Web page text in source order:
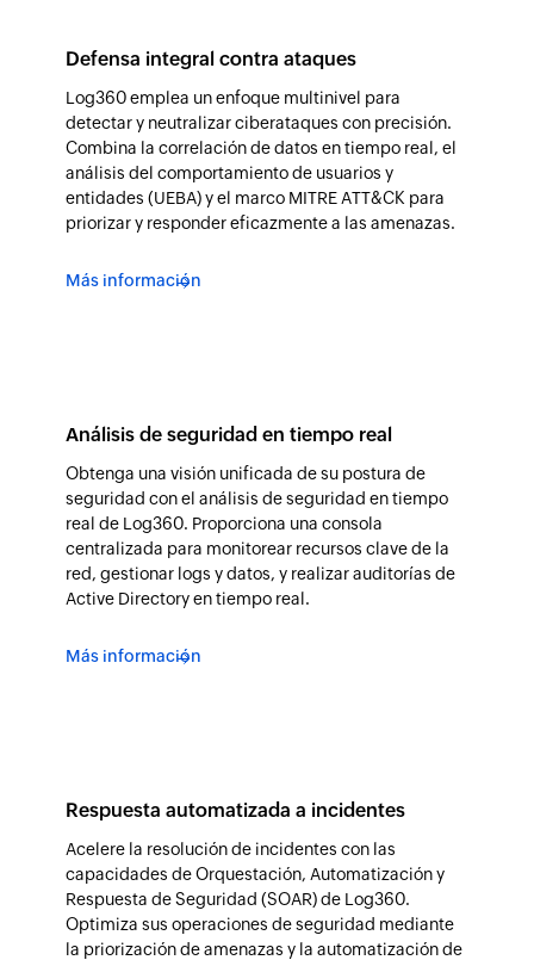
Defensa integral contra ataques
Log360 emplea un enfoque multinivel para
detectar y neutralizar ciberataques con precisión.
Combina la correlación de datos en tiempo real, el
análisis del comportamiento de usuarios y
entidades (UEBA) y el marco MITRE ATT&CK para
priorizar y responder eficazmente a las amenazas.
Más información
Análisis de seguridad en tiempo real
Obtenga una visión unificada de su postura de
seguridad con el análisis de seguridad en tiempo
real de Log360. Proporciona una consola
centralizada para monitorear recursos clave de la
red, gestionar logs y datos, y realizar auditorías de
Active Directory en tiempo real.
Más información
Respuesta automatizada a incidentes
Acelere la resolución de incidentes con las
capacidades de Orquestación, Automatización y
Respuesta de Seguridad (SOAR) de Log360.
Optimiza sus operaciones de seguridad mediante
la priorización de amenazas y la automatización de